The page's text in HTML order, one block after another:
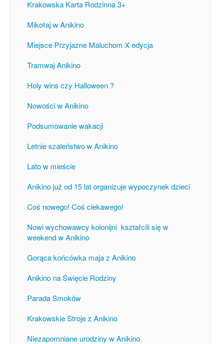
Krakowska Karta Rodzinna 3+
Mikołaj w Anikino
Miejsce Przyjazne Maluchom X edycja
Tramwaj Anikino
Holy wins czy Halloween ?
Nowości w Anikino
Podsumowanie wakacji
Letnie szaleństwo w Anikino
Lato w mieście
Anikino już od 15 lat organizuje wypoczynek dzieci
Coś nowego! Coś ciekawego!
Nowi wychowawcy kolonijni kształcili się w
weekend w Anikino
Gorąca końcówka maja z Anikino
Anikino na Święcie Rodziny
Parada Smoków
Krakowskie Stroje z Anikino
Niezapomniane urodziny w Anikino